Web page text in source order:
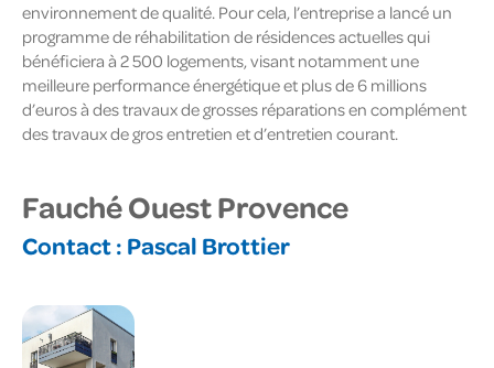
environnement de qualité. Pour cela, l’entreprise a lancé un
programme de réhabilitation de résidences actuelles qui
bénéficiera à 2 500 logements, visant notamment une
meilleure performance énergétique et plus de 6 millions
d’euros à des travaux de grosses réparations en complément
des travaux de gros entretien et d’entretien courant.
Fauché Ouest Provence
Contact : Pascal Brottier